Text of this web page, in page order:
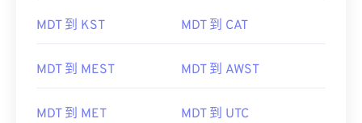
MDT 到 KST MDT 到 CAT
MDT 到 MEST MDT 到 AWST
MDT 到 MET MDT 到 UTC